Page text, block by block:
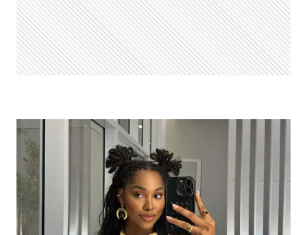
PRESILHAS,
FAIXAS
E
MAIS
EM